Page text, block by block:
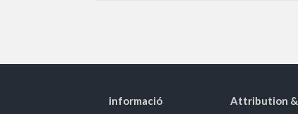
informació
Attribution &